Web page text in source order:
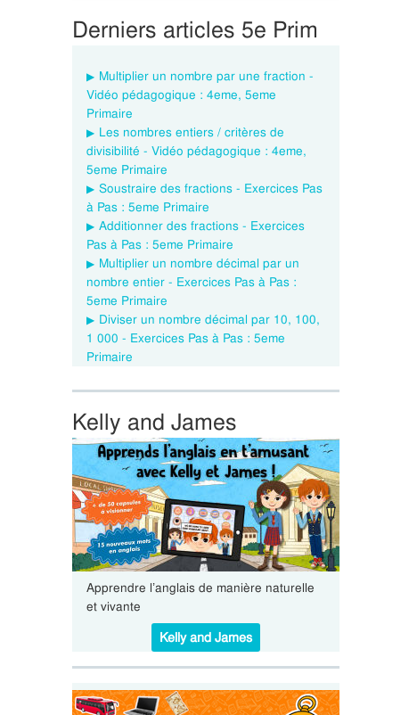
Derniers articles 5e Prim
Multiplier un nombre par une fraction -
Vidéo pédagogique : 4eme, 5eme
Primaire
Les nombres entiers / critères de
divisibilité - Vidéo pédagogique : 4eme,
5eme Primaire
Soustraire des fractions - Exercices Pas
à Pas : 5eme Primaire
Additionner des fractions - Exercices
Pas à Pas : 5eme Primaire
Multiplier un nombre décimal par un
nombre entier - Exercices Pas à Pas :
5eme Primaire
Diviser un nombre décimal par 10, 100,
1 000 - Exercices Pas à Pas : 5eme
Primaire
Kelly and James
Apprendre l’anglais de manière naturelle
et vivante
Kelly and James